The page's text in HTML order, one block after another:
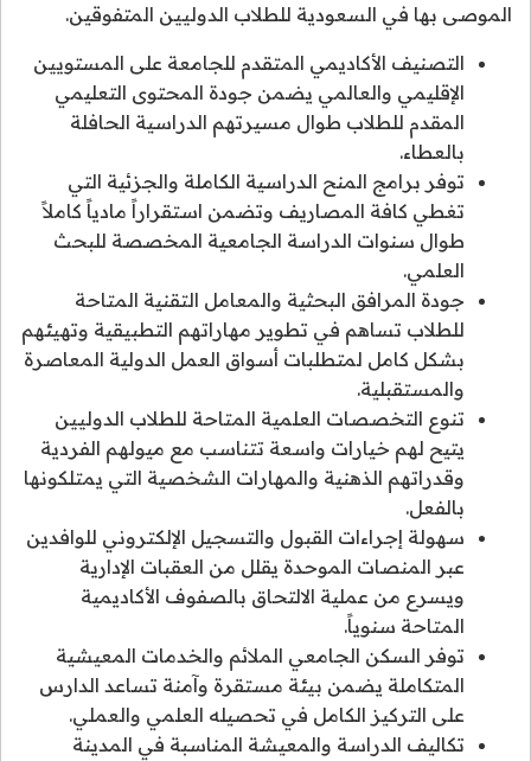
الموصى بها في السعودية للطلاب الدوليين المتفوقين.
التصنيف الأكاديمي المتقدم للجامعة على المستويين
الإقليمي والعالمي يضمن جودة المحتوى التعليمي
المقدم للطلاب طوال مسيرتهم الدراسية الحافلة
بالعطاء.
توفر برامج المنح الدراسية الكاملة والجزئية التي
تغطي كافة المصاريف وتضمن استقراراً مادياً كاملاً
طوال سنوات الدراسة الجامعية المخصصة للبحث
العلمي.
جودة المرافق البحثية والمعامل التقنية المتاحة
للطلاب تساهم في تطوير مهاراتهم التطبيقية وتهيئهم
بشكل كامل لمتطلبات أسواق العمل الدولية المعاصرة
والمستقبلية.
تنوع التخصصات العلمية المتاحة للطلاب الدوليين
يتيح لهم خيارات واسعة تتناسب مع ميولهم الفردية
وقدراتهم الذهنية والمهارات الشخصية التي يمتلكونها
بالفعل.
سهولة إجراءات القبول والتسجيل الإلكتروني للوافدين
عبر المنصات الموحدة يقلل من العقبات الإدارية
ويسرع من عملية الالتحاق بالصفوف الأكاديمية
المتاحة سنوياً.
توفر السكن الجامعي الملائم والخدمات المعيشية
المتكاملة يضمن بيئة مستقرة وآمنة تساعد الدارس
على التركيز الكامل في تحصيله العلمي والعملي.
تكاليف الدراسة والمعيشة المناسبة في المدينة